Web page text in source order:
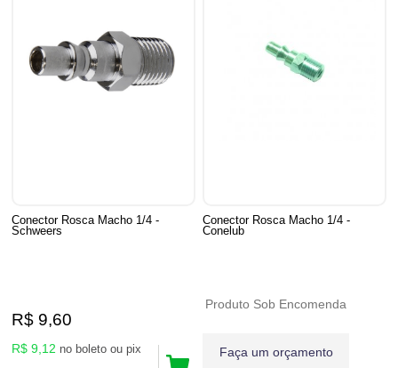
Conector Rosca Macho 1/4 -
Schweers
R$ 9,60
R$ 9,12 no boleto ou pix
Conector Rosca Macho 1/4 -
Conelub
Produto Sob Encomenda
Faça um orçamento